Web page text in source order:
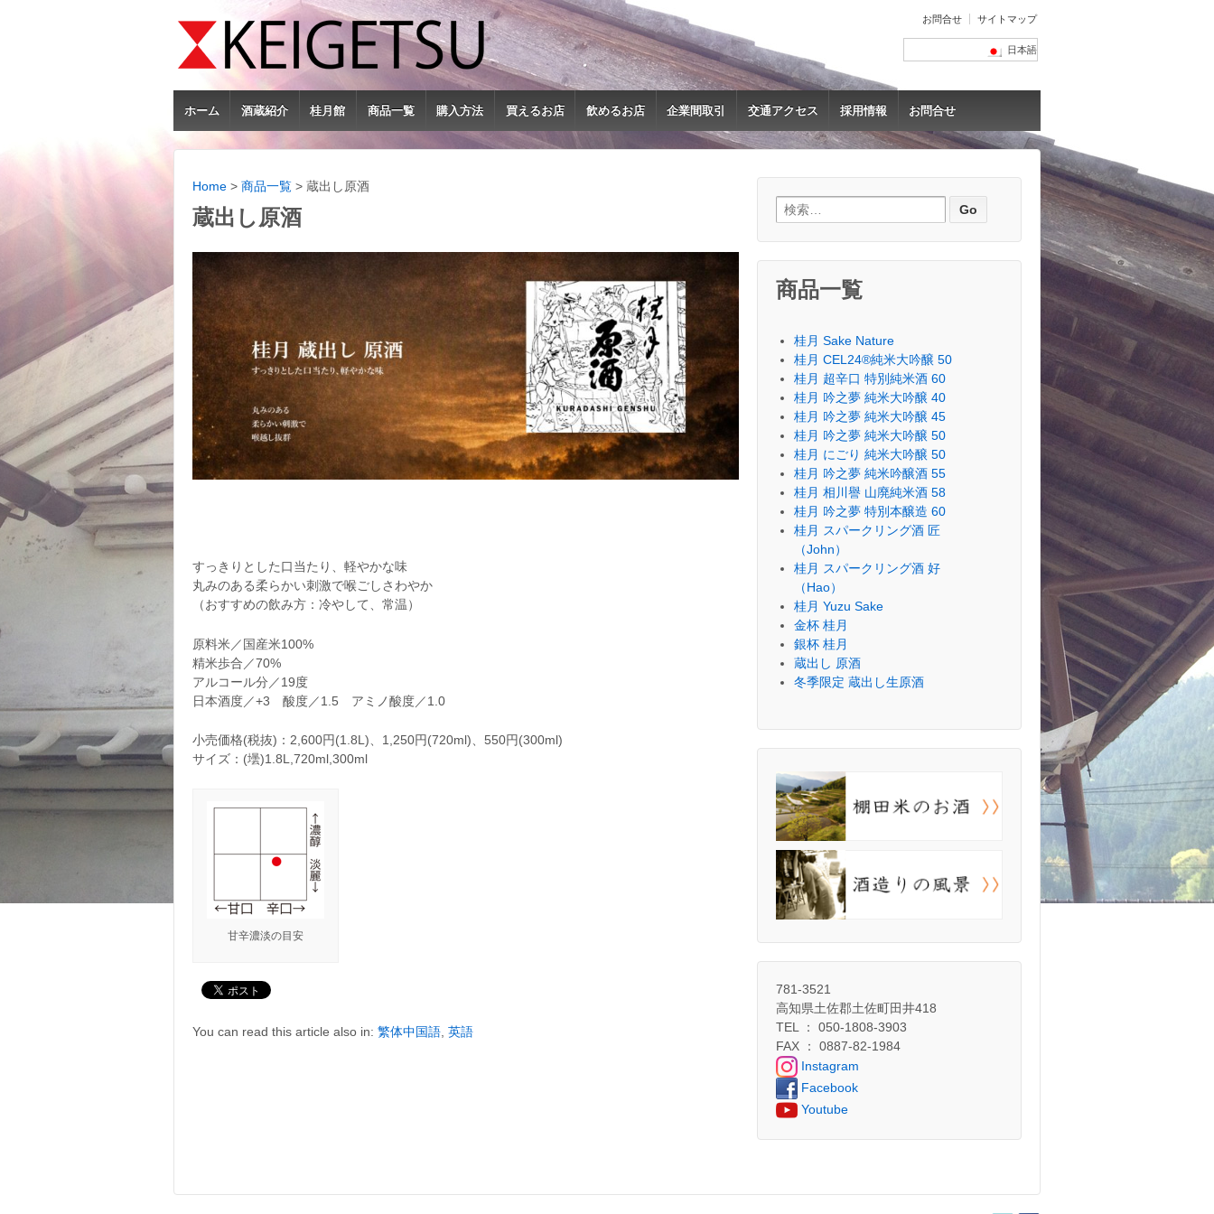
お問合せ サイトマップ
日本語
ホーム 酒蔵紹介 桂月館 商品一覧 購入方法 買えるお店 飲めるお店 企業間取引 交通アクセス 採用情報 お問合せ
Home > 商品一覧 > 蔵出し原酒
蔵出し原酒
すっきりとした口当たり、軽やかな味
丸みのある柔らかい刺激で喉ごしさわやか
（おすすめの飲み方：冷やして、常温）
原料米／国産米100%
精米歩合／70%
アルコール分／19度
日本酒度／+3 酸度／1.5 アミノ酸度／1.0
小売価格(税抜)：2,600円(1.8L)、1,250円(720ml)、550円(300ml)
サイズ：(壜)1.8L,720ml,300ml
甘辛濃淡の目安
You can read this article also in: 繁体中国語 英語
検索:
商品一覧
桂月 Sake Nature
桂月 CEL24®純米大吟醸 50
桂月 超辛口 特別純米酒 60
桂月 吟之夢 純米大吟醸 40
桂月 吟之夢 純米大吟醸 45
桂月 吟之夢 純米大吟醸 50
桂月 にごり 純米大吟醸 50
桂月 吟之夢 純米吟醸酒 55
桂月 相川譽 山廃純米酒 58
桂月 吟之夢 特別本醸造 60
桂月 スパークリング酒 匠
（John）
桂月 スパークリング酒 好
（Hao）
桂月 Yuzu Sake
金杯 桂月
銀杯 桂月
蔵出し 原酒
冬季限定 蔵出し生原酒
781-3521
高知県土佐郡土佐町田井418
TEL ： 050-1808-3903
FAX ： 0887-82-1984
Instagram
Facebook
Youtube